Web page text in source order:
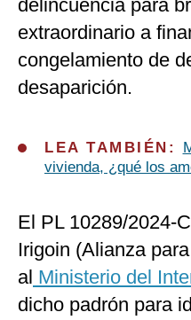
delincuencia para
extraordinario a
congelamiento de
desaparición.
LEA TAMBIÉN:
vivienda, ¿qué los
El PL 10289/2024-
Irigoin (Alianza
al Ministerio del
dicho padrón para